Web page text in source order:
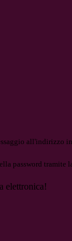
all'indirizzo
password tramite
elettronica!